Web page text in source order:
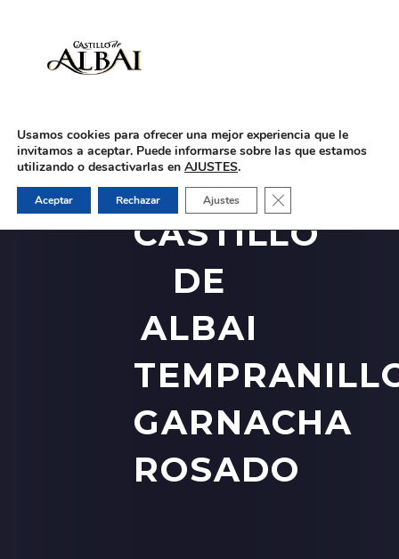
CASTILLO
DE
ALBAI
GARNACHA
ROSADO
Usamos cookies para ofrecer una mejor experiencia que le
invitamos a aceptar. Puede informarse sobre las que estamos
utilizando o desactivarlas en AJUSTES.
Aceptar Rechazar Ajustes Cerrar el banner de